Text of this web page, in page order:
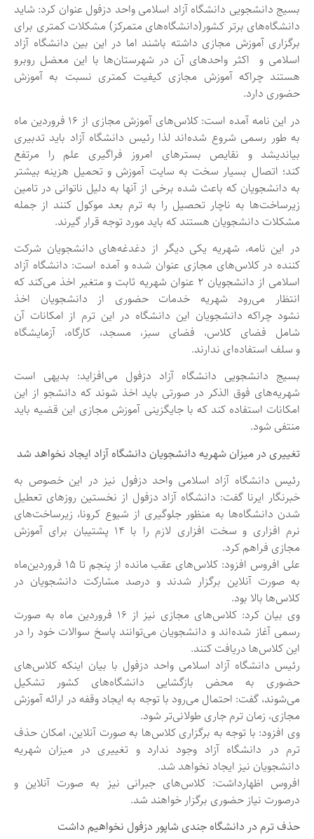
بسیج دانشجویی دانشگاه آزاد اسلامی واحد دزفول عنوان کرد: شاید
دانشگاه‌های برتر کشور(دانشگاه‌های متمرکز) مشکلات کمتری برای
برگزاری آموزش مجازی داشته باشند اما در این بین دانشگاه آزاد
اسلامی و اکثر واحدهای آن در شهرستان‌ها با این معضل روبرو
هستند چراکه آموزش مجازی کیفیت کمتری نسبت به آموزش
حضوری دارد.
در این نامه آمده است: کلاس‌های آموزش مجازی از ۱۶ فروردین ماه
به طور رسمی شروع شده‌اند لذا رئیس دانشگاه آزاد باید تدبیری
بیاندیشد و نقایص بسترهای امروز فراگیری علم را مرتفع
کند؛ اتصال بسیار سخت به سایت آموزش و تحمیل هزینه بیشتر
به دانشجویان که باعث شده برخی از آنها به دلیل ناتوانی در تامین
زیرساخت‌ها به ناچار تحصیل را به ترم بعد موکول کنند از جمله
مشکلات دانشجویان هستند که باید مورد توجه قرار گیرند.
در این نامه، شهریه یکی دیگر از دغدغه‌های دانشجویان شرکت
کننده در کلاس‌های مجازی عنوان شده و آمده است: دانشگاه آزاد
اسلامی از دانشجویان ۲ عنوان شهریه‌ ثابت و متغیر اخذ می‌کند که
انتظار می‌رود شهریه‌ خدمات حضوری از دانشجویان اخذ
نشود چراکه دانشجویان این دانشگاه در این ترم از امکانات آن
شامل فضای کلاس، فضای سبز، مسجد، کارگاه، آزمایشگاه
و سلف استفاده‌ای ندارند.
بسیج دانشجویی دانشگاه آزاد دزفول می‌افزاید: بدیهی است
شهریه‌های فوق الذکر در صورتی باید اخذ شوند که دانشجو از این
امکانات استفاده کند که با جایگزینی آموزش مجازی این قضیه باید
منتفی شود.
تغییری در میزان شهریه دانشجویان دانشگاه آزاد ایجاد نخواهد شد
رئیس دانشگاه آزاد اسلامی واحد دزفول نیز در این خصوص به
خبرنگار ایرنا گفت: دانشگاه آزاد دزفول از نخستین روزهای تعطیل
شدن دانشگاه‌ها به منظور جلوگیری از شیوع کرونا، زیرساخت‌های
نرم افزاری و سخت افزاری لازم را با ۱۴ پشتیبان برای آموزش
مجازی فراهم کرد.
علی افروس افزود: کلاس‌های عقب مانده از پنجم تا ۱۵ فروردین‌ماه
به صورت آنلاین برگزار شدند و درصد مشارکت دانشجویان در
کلاس‌ها بالا بود.
وی بیان کرد: کلاس‌های مجازی نیز از ۱۶ فروردین ماه به صورت
رسمی آغاز شده‌اند و دانشجویان می‌توانند پاسخ سوالات خود را در
این کلاس‌ها دریافت کنند.
رئیس دانشگاه آزاد اسلامی واحد دزفول با بیان اینکه کلاس‌های
حضوری به محض بازگشایی دانشگاه‌های کشور تشکیل
می‌شوند، گفت: احتمال می‌رود با توجه به ایجاد وقفه‌ در ارائه آموزش
مجازی، زمان ترم جاری طولانی‌تر شود.
وی افزود: با توجه به برگزاری کلاس‌ها به صورت آنلاین، امکان حذف
ترم در دانشگاه آزاد وجود ندارد و تغییری در میزان شهریه
دانشجویان نیز ایجاد نخواهد شد.
افروس اظهارداشت: کلاس‌های جبرانی نیز به صورت آنلاین و
درصورت نیاز حضوری برگزار خواهند شد.
حذف ترم در دانشگاه جندی شاپور دزفول نخواهیم داشت